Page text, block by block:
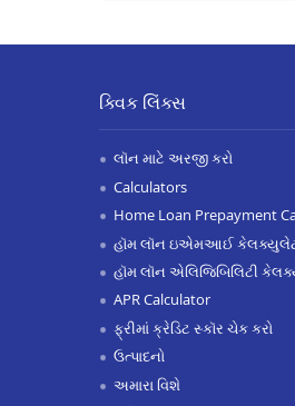
ક્વિક લિંક્સ
લૉન માટે અરજી કરો
Calculators
Home Loan Prepayment
હૉમ લૉન ઇએમઆઈ
હૉમ લૉન એલિજિબિલિટી
APR Calculator
ફ્રીમાં ક્રેડિટ સ્કૉર ચેક કરો
ઉત્પાદનો
અમારા વિશે